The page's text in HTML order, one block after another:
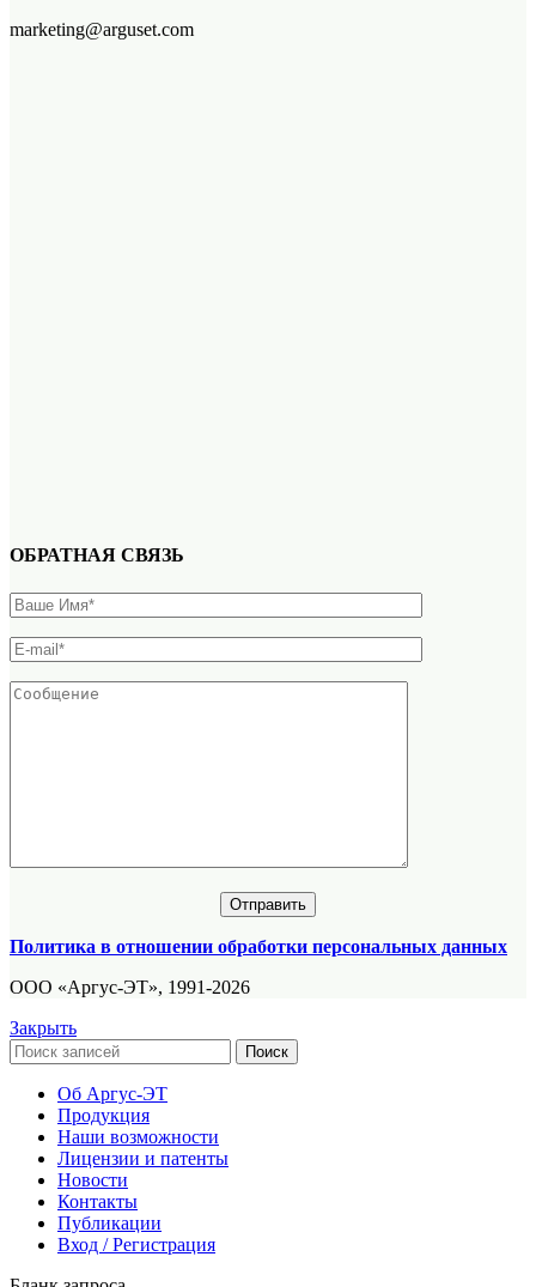
marketing@arguset.com
ОБРАТНАЯ СВЯЗЬ
Политика в отношении обработки персональных данных
ООО «Аргус-ЭТ», 1991-2026
Закрыть
Поиск
Об Аргус-ЭТ
Продукция
Наши возможности
Лицензии и патенты
Новости
Контакты
Публикации
Вход / Регистрация